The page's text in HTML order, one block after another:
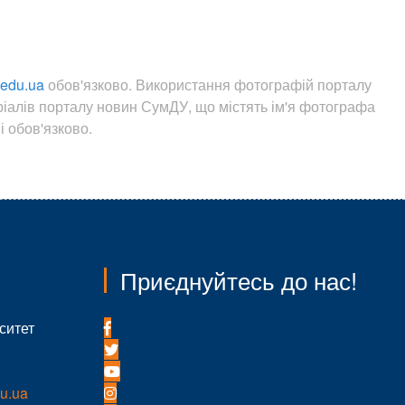
обов'язково. Використання фотографій порталу
порталу новин СумДУ, що містять ім'я фотографа
обов'язково.
Приєднуйтесь до нас!